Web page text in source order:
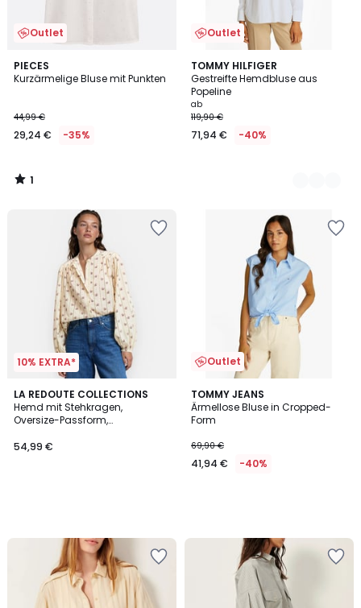
Outlet
PIECES
Kurzärmelige Bluse mit Punkten
44,99 €
29,24 € -35%
1
/
1
/
Outlet
TOMMY HILFIGER
Gestreifte Hemdbluse aus
Popeline
ab
119,90 €
71,94 € -40%
2
Farben
10% EXTRA*
LA REDOUTE COLLECTIONS
Hemd mit Stehkragen,
Oversize-Passform,
54,99 €
Outlet
TOMMY JEANS
Ärmellose Bluse in Cropped-
Form
69,90 €
41,94 € -40%